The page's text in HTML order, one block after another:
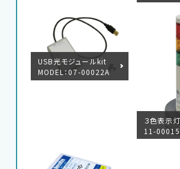
USB光モジュールkit
MODEL：07-00022A
３色表示
11-